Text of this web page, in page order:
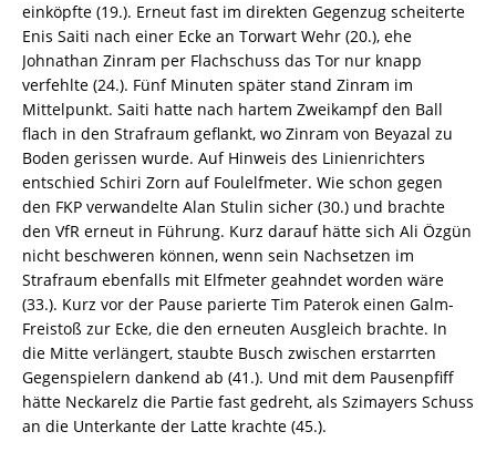
einköpfte (19.). Erneut fast im direkten Gegenzug scheiterte
Enis Saiti nach einer Ecke an Torwart Wehr (20.), ehe
Johnathan Zinram per Flachschuss das Tor nur knapp
verfehlte (24.). Fünf Minuten später stand Zinram im
Mittelpunkt. Saiti hatte nach hartem Zweikampf den Ball
flach in den Strafraum geflankt, wo Zinram von Beyazal zu
Boden gerissen wurde. Auf Hinweis des Linienrichters
entschied Schiri Zorn auf Foulelfmeter. Wie schon gegen
den FKP verwandelte Alan Stulin sicher (30.) und brachte
den VfR erneut in Führung. Kurz darauf hätte sich Ali Özgün
nicht beschweren können, wenn sein Nachsetzen im
Strafraum ebenfalls mit Elfmeter geahndet worden wäre
(33.). Kurz vor der Pause parierte Tim Paterok einen Galm-
Freistoß zur Ecke, die den erneuten Ausgleich brachte. In
die Mitte verlängert, staubte Busch zwischen erstarrten
Gegenspielern dankend ab (41.). Und mit dem Pausenpfiff
hätte Neckarelz die Partie fast gedreht, als Szimayers Schuss
an die Unterkante der Latte krachte (45.).